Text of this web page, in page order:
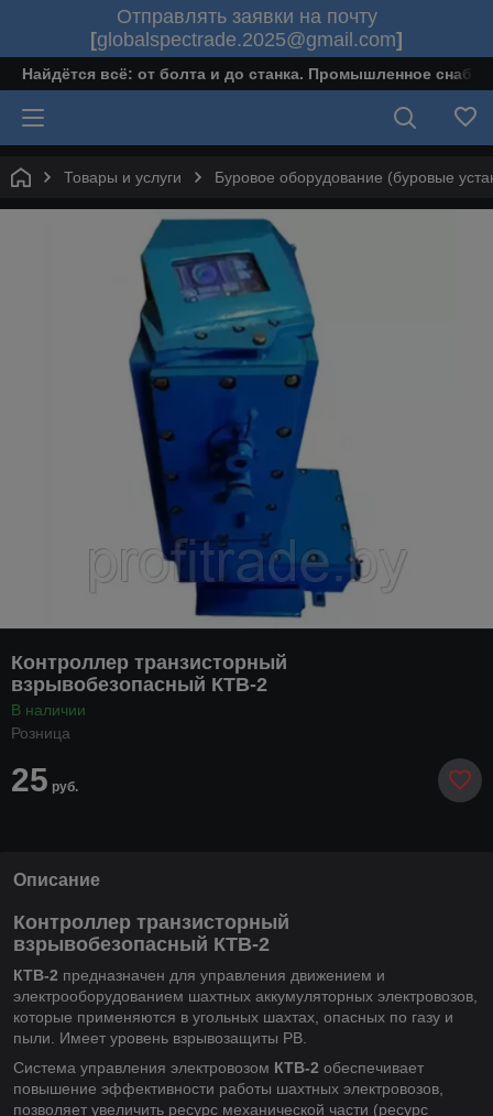
Отправлять заявки на почту
[globalspectrade.2025@gmail.com]
Найдётся всё: от болта и до станка. Промышленное
Товары и услуги Буровое оборудование (буровые
Контроллер транзисторный
взрывобезопасный КТВ-2
В наличии
Розница
25 руб.
Описание
Контроллер транзисторный
взрывобезопасный КТВ-2
КТВ-2 предназначен для управления движением и
электрооборудованием шахтных аккумуляторных электровозов,
которые применяются в угольных шахтах, опасных по газу и
пыли. Имеет уровень взрывозащиты РВ.
Система управления электровозом КТВ-2 обеспечивает
повышение эффективности работы шахтных электровозов,
позволяет увеличить ресурс механической части (ресурс